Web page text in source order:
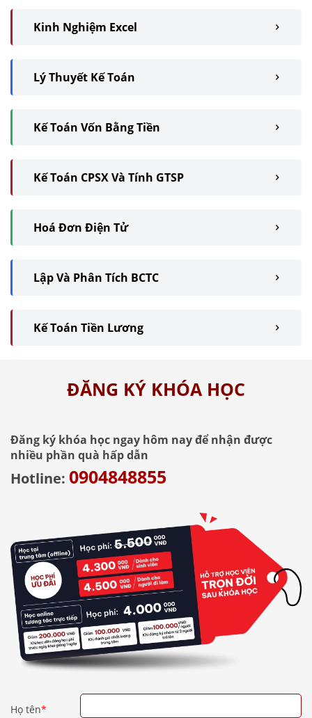
Kinh Nghiệm Excel
Lý Thuyết Kế Toán
Kế Toán Vốn Bằng Tiền
Kế Toán CPSX Và Tính GTSP
Hoá Đơn Điện Tử
Lập Và Phân Tích BCTC
Kế Toán Tiền Lương
ĐĂNG KÝ KHÓA HỌC
Đăng ký khóa học ngay hôm nay để nhận được
nhiều phần quà hấp dẫn
Hotline: 0904848855
Họ tên*